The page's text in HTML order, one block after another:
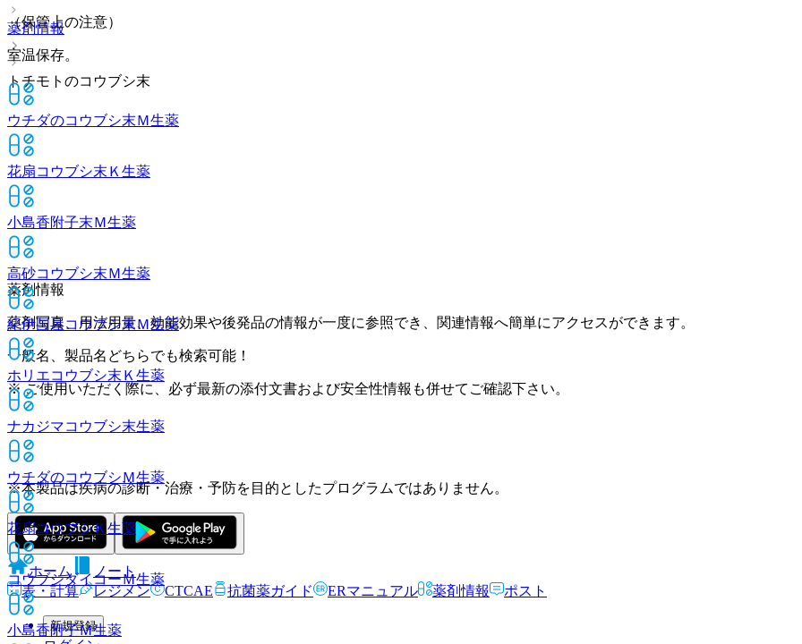
薬剤情報
トチモトのコウブシ末
（保管上の注意）
室温保存。
ウチダのコウブシ末Ｍ生薬
花扇コウブシ末Ｋ 生薬
小島香附子末Ｍ生薬
高砂コウブシ末Ｍ生薬
紀伊国屋コウブシ末Ｍ生薬
ホリエコウブシ末Ｋ 生薬
ナカジマコウブシ末生薬
ウチダのコウブシＭ生薬
花扇コウブシＫ 生薬
コウブシダイコーＭ生薬
小島香附子Ｍ生薬
薬剤情報
薬剤写真、用法用量、効能効果や後発品の情報が一度に参照でき、関連情報へ簡単にアクセスができます。
一般名、製品名どちらでも検索可能！
※ ご使用いただく際に、必ず最新の添付文書および安全性情報も併せてご確認下さい。
※本製品は疾病の診断・治療・予防を目的としたプログラムではありません。
ホーム
ノート
表・計算
レジメン CTCAE 抗菌薬ガイド ERマニュアル 薬剤情報 ポスト
新規登録